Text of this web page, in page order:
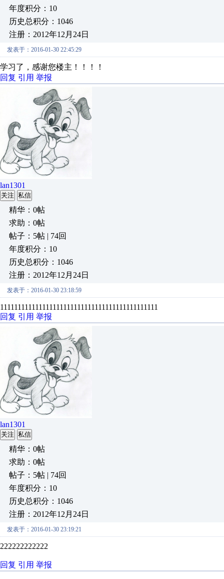
年度积分：10
历史总积分：1046
注册：2012年12月24日
发表于：2016-01-30 22:45:29
学习了，感谢您楼主！！！！
回复 引用 举报
lan1301
关注 私信
精华：0帖
求助：0帖
帖子：5帖 | 74回
年度积分：10
历史总积分：1046
注册：2012年12月24日
发表于：2016-01-30 23:18:59
111111111111111111111111111111111111111111111
回复 引用 举报
lan1301
关注 私信
精华：0帖
求助：0帖
帖子：5帖 | 74回
年度积分：10
历史总积分：1046
注册：2012年12月24日
发表于：2016-01-30 23:19:21
222222222222
回复 引用 举报